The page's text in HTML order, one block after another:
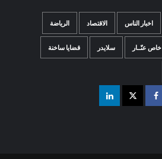
اخبار الناس الاقتصاد الرياضة
خاص عنّــار سلايدر قضايا ساخنة